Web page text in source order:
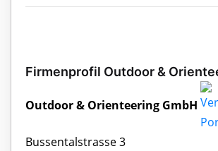
Firmenprofil Outdoor &
Outdoor & Orienteering GmbH
Bussentalstrasse 3